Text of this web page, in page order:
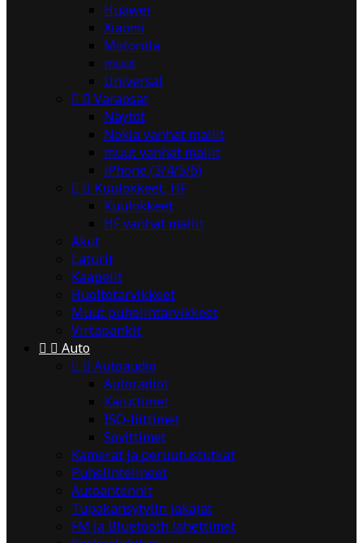
Huawei
Xiaomi
Motorola
muut
Universal
  Varaosat
Näytöt
Nokia vanhat mallit
muut vanhat mallit
iPhone (3/4/5/6)
  Kuulokkeet, HF
Kuulokkeet
HF vanhat mallit
Akut
Laturit
Kaapelit
Huoltotarvikkeet
Muut puhelintarvikkeet
Virtapankit
  Auto
  Autoaudio
Autoradiot
Kaiuttimet
ISO-liittimet
Sovittimet
Kamerat ja peruutustutkat
Puhelintelineet
Autoantennit
Tupakansytytin jakajat
FM ja Bluetooth lähettimet